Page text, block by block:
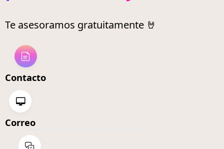
Te asesoramos gratuitamente 🤘
Contacto
Correo